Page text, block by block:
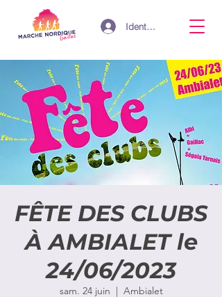
Identifiant
FÊTE DES CLUBS
À AMBIALET le
24/06/2023
sam. 24 juin
  |
Ambialet